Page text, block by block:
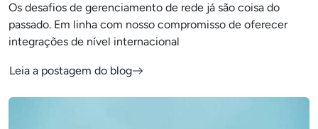
Os desafios de gerenciamento de rede já são coisa do
passado. Em linha com nosso compromisso de oferecer
integrações de nível internacional
Leia a postagem do blog